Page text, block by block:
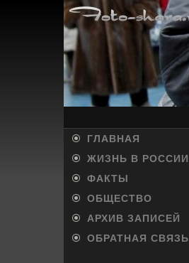
ГЛАВНАЯ
ЖИЗНЬ В РОССИИ
ФАКТЫ
ОБЩЕСТВО
АРХИВ ЗАПИСЕЙ
ОБРАТНАЯ СВЯЗЬ